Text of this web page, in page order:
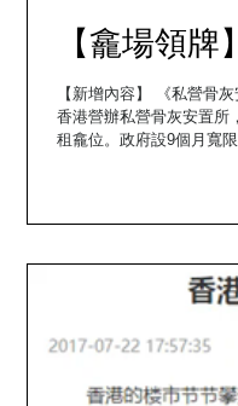
【龕場領
【新增內容】 《私營骨
香港營辦私營骨灰安置所
租龕位。政府設9個月寬